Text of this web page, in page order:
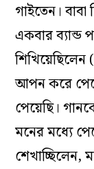
গাইতেন।
একবার ব্যান্ড
আপন করে
পেয়েছি।
মনের মধ্যে
শেখাচ্ছিলেন,